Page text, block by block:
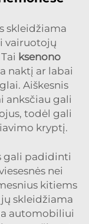
skleidžiama
vairuotojų
ksenono
naktį ar labai
Aiškesnis
anksčiau gali
todėl gali
kryptį.
gali padidinti
nei
kitiems
skleidžiama
automobiliui